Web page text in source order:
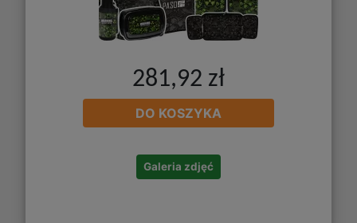
281,92 zł
DO KOSZYKA
Galeria zdjęć